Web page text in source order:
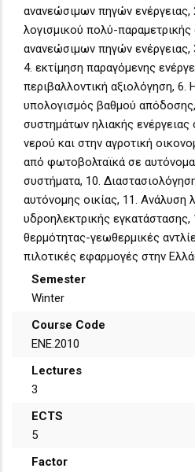
ανανεώσιμων πηγών ενέργειας,
λογισμικού πολύ-
ανανεώσιμων πηγών ενέργειας,
4. εκτίμηση παραγόμενης
περιβαλλοντική αξιολόγηση, 6.
υπολογισμός βαθμού
συστημάτων ηλιακής
νερού και στην αγροτική
από φωτοβολταϊκά σε
συστήματα, 10.
αυτόνομης οικίας, 11. Ανάλυση
υδροηλεκτρικής
θερμότητας-γεωθερμικές
πιλοτικές εφαρμογές στην
Semester
Winter
Course Code
ΕΝΕ.2010
Lectures
3
ECTS
5
Factor